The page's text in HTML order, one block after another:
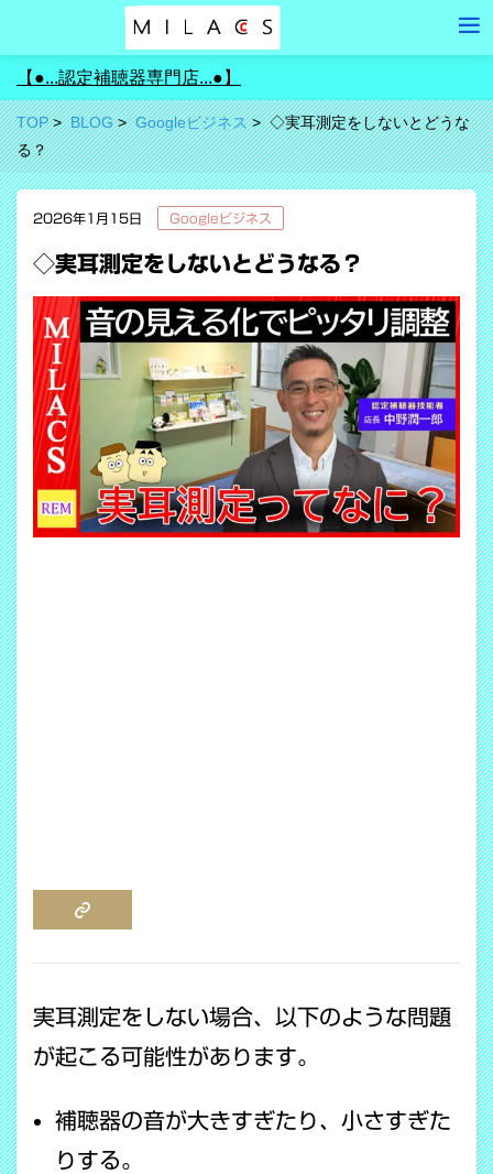
【●...認定補聴器専門店...●】
TOP BLOG Googleビジネス
◇実耳測定をしないとどうな
る？
2026年1月15日 Googleビジネス
◇実耳測定をしないとどうなる？
実耳測定をしない場合、以下のような問題
が起こる可能性があります。
補聴器の音が大きすぎたり、小さすぎた
りする。